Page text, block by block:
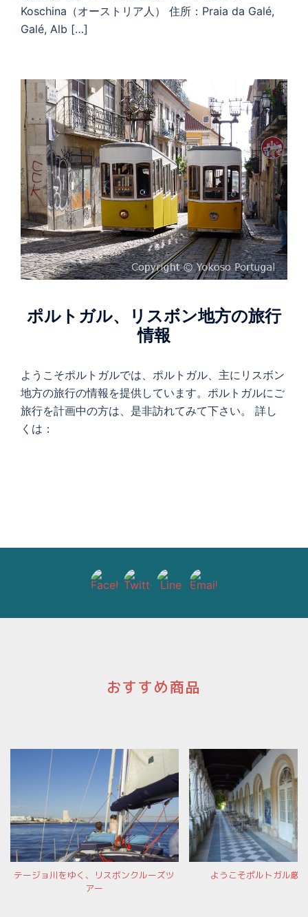
Koschina（オーストリア人） 住所：Praia da Galé,
Galé, Alb […]
ポルトガル、リスボン地方の旅行
情報
ようこそポルトガルでは、ポルトガル、主にリスボン
地方の旅行の情報を提供しています。ポルトガルにご
旅行を計画中の方は、是非訪れてみて下さい。 詳し
くは：
おすすめ商品
テージョ川をゆく、リスボンクルーズツ
アー
ようこそポルトガル厳